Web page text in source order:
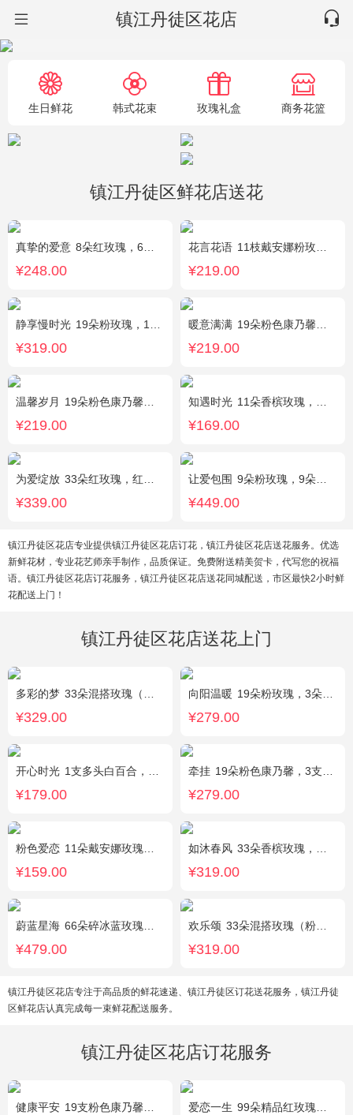
镇江丹徒区花店
生日鲜花 韩式花束 玫瑰礼盒 商务花篮
镇江丹徒区鲜花店送花
真挚的爱意 8朵红玫瑰，6朵香槟玫瑰，5朵粉玫瑰，叶上黄金点缀。
¥248.00
花言花语 11枝戴安娜粉玫瑰，2枝多头白百合，白色相思梅、栀子叶搭配
¥219.00
静享慢时光 19朵粉玫瑰，1枝粉色绣球，粉色洋桔梗、白色乒乓菊、尤加利搭配
¥319.00
暖意满满 19朵粉色康乃馨，搭配相思梅、黄莺穿插点缀。
¥219.00
温馨岁月 19朵粉色康乃馨，粉色满天星搭配
¥219.00
知遇时光 11朵香槟玫瑰，白桔梗、尤加利、满天星间插
¥169.00
为爱绽放 33朵红玫瑰，红豆、尤加利绿叶搭配
¥339.00
让爱包围 9朵粉玫瑰，9朵红玫瑰，7朵白玫瑰，7朵蓝玫瑰，7朵香槟玫瑰，满天星和绿草丰满外围，随机赠送两只公仔
¥449.00
镇江丹徒区花店专业提供镇江丹徒区花店订花，镇江丹徒区花店送花服务。优选
新鲜花材，专业花艺师亲手制作，品质保证。免费附送精美贺卡，代写您的祝福
语。镇江丹徒区花店订花服务，镇江丹徒区花店送花同城配送，市区最快2小时鲜
花配送上门！
镇江丹徒区花店送花上门
多彩的梦 33朵混搭玫瑰（香槟玫瑰+粉玫瑰+白玫瑰），配花、绿叶搭配
¥329.00
向阳温暖 19朵粉玫瑰，3朵向日葵，绿叶搭配
¥279.00
开心时光 1支多头白百合，3朵粉玫瑰，4朵康乃馨，桔梗、满天星、绿叶混搭
¥179.00
牵挂 19朵粉色康乃馨，3支多头粉百合，黄莺搭配
¥279.00
粉色爱恋 11朵戴安娜玫瑰，满天星、绿叶搭配
¥159.00
如沐春风 33朵香槟玫瑰，绿叶搭配
¥319.00
蔚蓝星海 66朵碎冰蓝玫瑰，外围满天星环绕
¥479.00
欢乐颂 33朵混搭玫瑰（粉玫瑰+香槟玫瑰），白色满天星环绕
¥319.00
镇江丹徒区花店专注于高品质的鲜花速递、镇江丹徒区订花送花服务，镇江丹徒
区鲜花店认真完成每一束鲜花配送服务。
镇江丹徒区花店订花服务
健康平安 19支粉色康乃馨，1支香水百合，搭配适量石竹梅、黄莺。 爱恋一生 99朵精品红玫瑰，搭配适量相思梅。